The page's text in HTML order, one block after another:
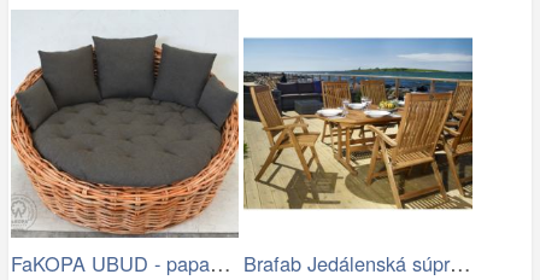
FaKOPA UBUD - papasan z ratanu… Brafab Jedálenská súprava EVERTON Mdum